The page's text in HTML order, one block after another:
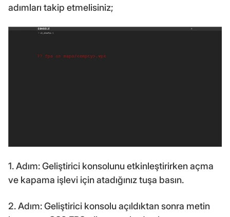
adımları takip etmelisiniz;
1. Adım: Geliştirici konsolunu etkinleştirirken açma
ve kapama işlevi için atadığınız tuşa basın.
2. Adım: Geliştirici konsolu açıldıktan sonra metin